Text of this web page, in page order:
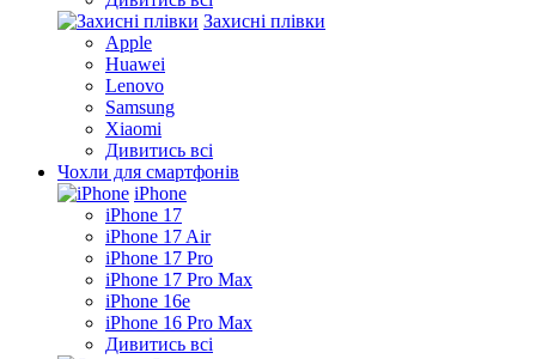
Захисні плівки
Apple
Huawei
Lenovo
Samsung
Xiaomi
Дивитись всі
Чохли для смартфонів
iPhone
iPhone 17
iPhone 17 Air
iPhone 17 Pro
iPhone 17 Pro Max
iPhone 16e
iPhone 16 Pro Max
Дивитись всі